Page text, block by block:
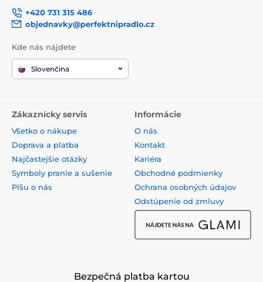
+420 731 315 486
objednavky@perfektnipradlo.cz
Kde nás nájdete
Slovenčina
Zákaznícky servis
Všetko o nákupe
Doprava a platba
Najčastejšie otázky
Symboly pranie a sušenie
Píšu o nás
Informácie
O nás
Kontakt
Kariéra
Obchodné podmienky
Ochrana osobných údajov
Odstúpenie od zmluvy
Bezpečná platba kartou